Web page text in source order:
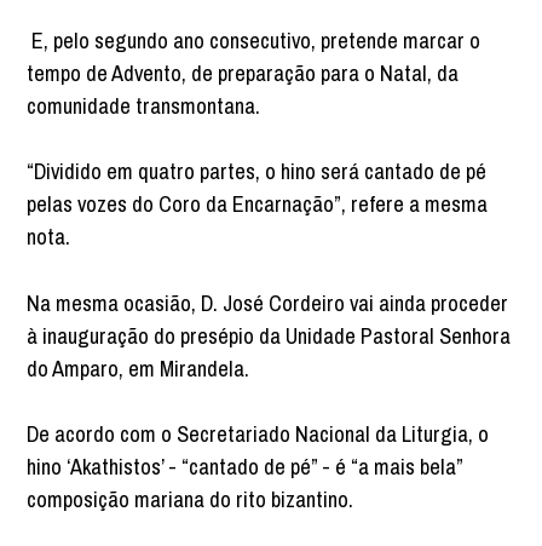
E, pelo segundo ano consecutivo, pretende marcar o
tempo de Advento, de preparação para o Natal, da
comunidade transmontana.
“Dividido em quatro partes, o hino será cantado de pé
pelas vozes do Coro da Encarnação”, refere a mesma
nota.
Na mesma ocasião, D. José Cordeiro vai ainda proceder
à inauguração do presépio da Unidade Pastoral Senhora
do Amparo, em Mirandela.
De acordo com o Secretariado Nacional da Liturgia, o
hino ‘Akathistos’ - “cantado de pé” - é “a mais bela”
composição mariana do rito bizantino.